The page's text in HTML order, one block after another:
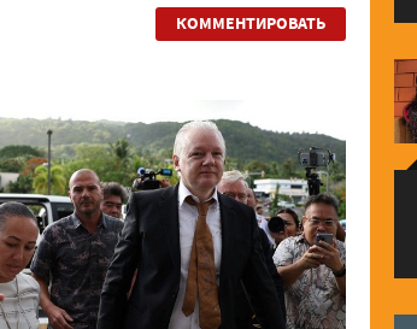
КОММЕНТИРОВАТЬ